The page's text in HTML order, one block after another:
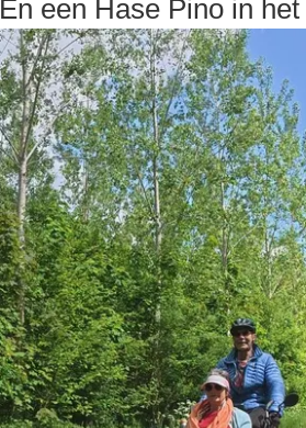
En een Hase Pino in